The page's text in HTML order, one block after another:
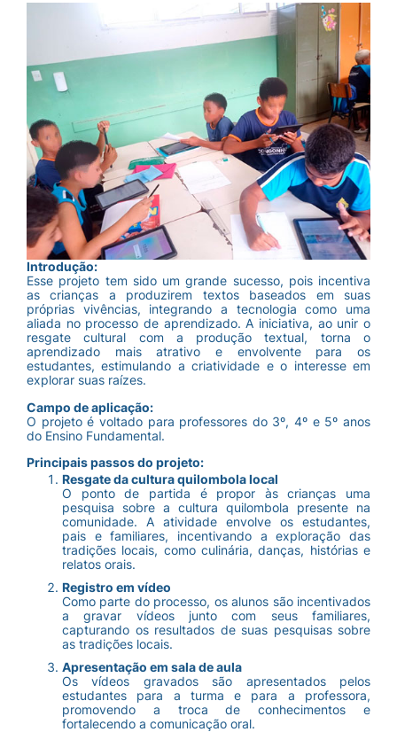
Introdução:
Esse projeto tem sido um grande sucesso, pois incentiva
as crianças a produzirem textos baseados em suas
próprias vivências, integrando a tecnologia como uma
aliada no processo de aprendizado. A iniciativa, ao unir o
resgate cultural com a produção textual, torna o
aprendizado mais atrativo e envolvente para os
estudantes, estimulando a criatividade e o interesse em
explorar suas raízes.
Campo de aplicação:
O projeto é voltado para professores do 3º, 4º e 5º anos
do Ensino Fundamental.
Principais passos do projeto:
Resgate da cultura quilombola local
O ponto de partida é propor às crianças uma
pesquisa sobre a cultura quilombola presente na
comunidade. A atividade envolve os estudantes,
pais e familiares, incentivando a exploração das
tradições locais, como culinária, danças, histórias e
relatos orais.
Registro em vídeo
Como parte do processo, os alunos são incentivados
a gravar vídeos junto com seus familiares,
capturando os resultados de suas pesquisas sobre
as tradições locais.
Apresentação em sala de aula
Os vídeos gravados são apresentados pelos
estudantes para a turma e para a professora,
promovendo a troca de conhecimentos e
fortalecendo a comunicação oral.